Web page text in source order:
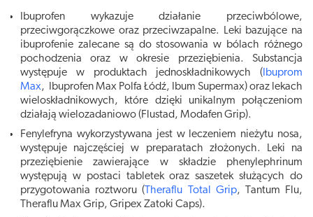
Ibuprofen wykazuje działanie przeciwbólowe,
przeciwgorączkowe oraz przeciwzapalne. Leki bazujące na
ibuprofenie zalecane są do stosowania w bólach różnego
pochodzenia oraz w okresie przeziębienia. Substancja
występuje w produktach jednoskładnikowych ( Ibuprom
Max, Ibuprofen Max Polfa Łódź, Ibum Supermax) oraz lekach
wieloskładnikowych, które dzięki unikalnym połączeniom
działają wielozadaniowo (Flustad, Modafen Grip).
Fenylefryna wykorzystywana jest w leczeniem nieżytu nosa,
występuje najczęściej w preparatach złożonych. Leki na
przeziębienie zawierające w składzie phenylephrinum
występują w postaci tabletek oraz saszetek służących do
przygotowania roztworu ( Theraflu Total Grip, Tantum Flu,
Theraflu Max Grip, Gripex Zatoki Caps).